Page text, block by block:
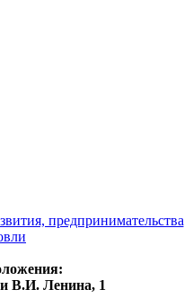
предпринимательства
В.И. Ленина, 1